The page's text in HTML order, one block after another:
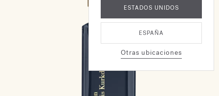
ESTADOS UNIDOS
ESPAÑA
Otras ubicaciones